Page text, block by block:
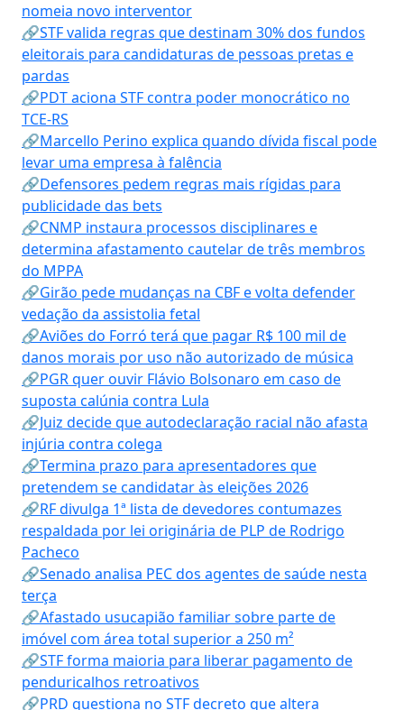
nomeia novo interventor
🔗STF valida regras que destinam 30% dos fundos
eleitorais para candidaturas de pessoas pretas e
pardas
🔗PDT aciona STF contra poder monocrático no
TCE-RS
🔗Marcello Perino explica quando dívida fiscal pode
levar uma empresa à falência
🔗Defensores pedem regras mais rígidas para
publicidade das bets
🔗CNMP instaura processos disciplinares e
determina afastamento cautelar de três membros
do MPPA
🔗Girão pede mudanças na CBF e volta defender
vedação da assistolia fetal
🔗Aviões do Forró terá que pagar R$ 100 mil de
danos morais por uso não autorizado de música
🔗PGR quer ouvir Flávio Bolsonaro em caso de
suposta calúnia contra Lula
🔗Juiz decide que autodeclaração racial não afasta
injúria contra colega
🔗Termina prazo para apresentadores que
pretendem se candidatar às eleições 2026
🔗RF divulga 1ª lista de devedores contumazes
respaldada por lei originária de PLP de Rodrigo
Pacheco
🔗Senado analisa PEC dos agentes de saúde nesta
terça
🔗Afastado usucapião familiar sobre parte de
imóvel com área total superior a 250 m²
🔗STF forma maioria para liberar pagamento de
penduricalhos retroativos
🔗PRD questiona no STF decreto que altera